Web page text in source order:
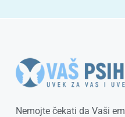
Nemojte čekati da Vaši